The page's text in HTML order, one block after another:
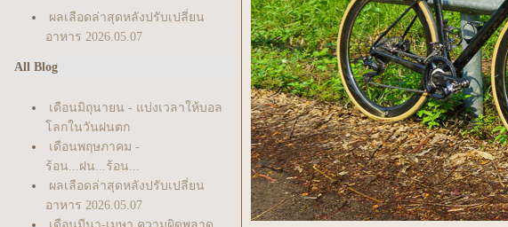
ผลเลือดล่าสุดหลังปรับเปลี่ยน
อาหาร 2026.05.07
All Blog
เดือนมิถุนายน - แบ่งเวลาให้บอล
ลกในวันฝนตก
เดือนพฤษภาคม -
ร้อน...ฝน...ร้อน...
ผลเลือดล่าสุดหลังปรับเปลี่ยน
อาหาร 2026.05.07